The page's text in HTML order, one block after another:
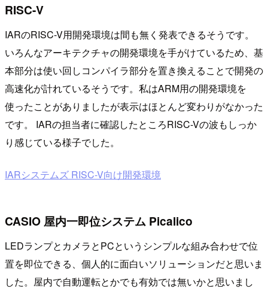
RISC-V
IARのRISC-V用開発環境は間も無く発表できるそうです。
いろんなアーキテクチャの開発環境を手がけているため、基
本部分は使い回しコンパイラ部分を置き換えることで開発の
高速化が計れているそうです。私はARM用の開発環境を
使ったことがありましたが表示はほとんど変わりがなかった
です。 IARの担当者に確認したところRISC-Vの波もしっか
り感じている様子でした。
IARシステムズ RISC-V向け開発環境
CASIO 屋内一即位システム Picalico
LEDランプとカメラとPCというシンプルな組み合わせで位
置を即位できる、個人的に面白いソリューションだと思いま
した。屋内で自動運転とかでも有効では無いかと思いまし